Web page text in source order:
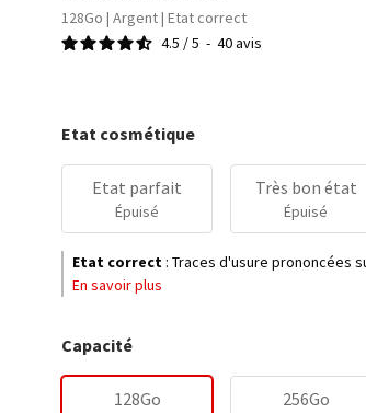
128Go | Argent | Etat correct
4.5 /5 - 40avis
Etat cosmétique
Etat parfait
Épuisé
Très bon état
Épuisé
Etat correct : Traces d'usure prononcées
En savoir plus
Capacité
128Go 256Go